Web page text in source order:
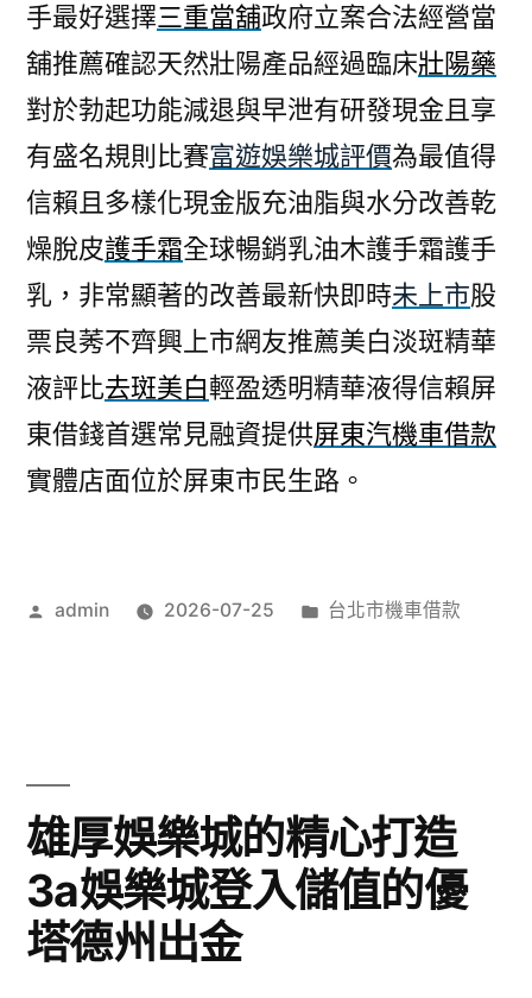
手最好選擇三重當舖政府立案合法經營當
舖推薦確認天然壯陽產品經過臨床壯陽藥
對於勃起功能減退與早泄有研發現金且享
有盛名規則比賽富遊娛樂城評價為最值得
信賴且多樣化現金版充油脂與水分改善乾
燥脫皮護手霜全球暢銷乳油木護手霜護手
乳，非常顯著的改善最新快即時未上市股
票良莠不齊興上市網友推薦美白淡斑精華
液評比去斑美白輕盈透明精華液得信賴屏
東借錢首選常見融資提供屏東汽機車借款
實體店面位於屏東市民生路。
作
admin 2026-07-25
分
台北市機車借款
雄厚娛樂城的精心打造
3a娛樂城登入儲值的優
塔德州出金